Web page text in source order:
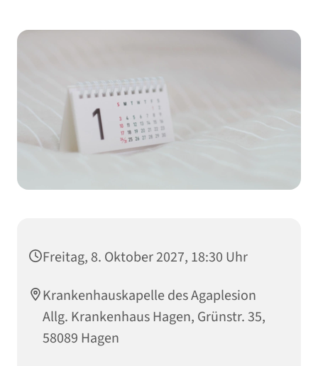
Freitag, 8. Oktober 2027, 18:30 Uhr
Krankenhauskapelle des Agaplesion
Allg. Krankenhaus Hagen, Grünstr. 35,
58089 Hagen